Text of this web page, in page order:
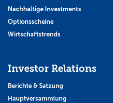
Nachhaltige Investments
Optionsscheine
Wirtschaftstrends
Investor Relations
Berichte & Satzung
Hauptversammlung